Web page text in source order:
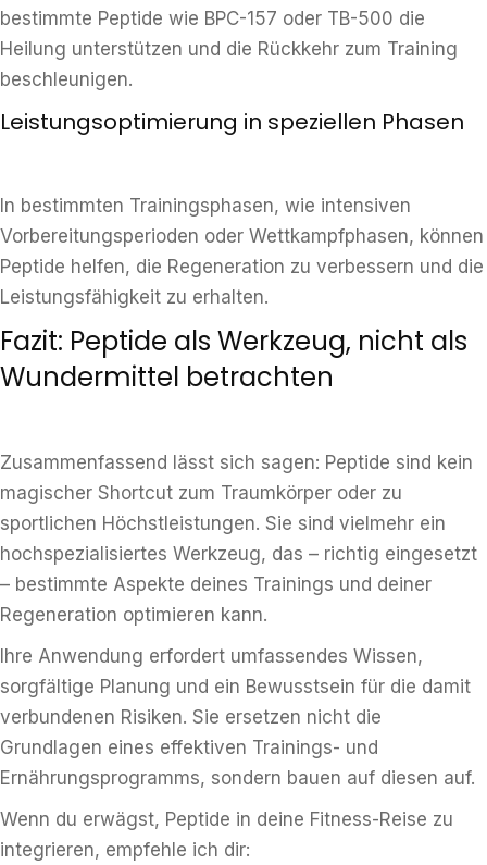
bestimmte Peptide wie BPC-157 oder TB-500 die
Heilung unterstützen und die Rückkehr zum Training
beschleunigen.
Leistungsoptimierung in speziellen Phasen
In bestimmten Trainingsphasen, wie intensiven
Vorbereitungsperioden oder Wettkampfphasen, können
Peptide helfen, die Regeneration zu verbessern und die
Leistungsfähigkeit zu erhalten.
Fazit: Peptide als Werkzeug, nicht als
Wundermittel betrachten
Zusammenfassend lässt sich sagen: Peptide sind kein
magischer Shortcut zum Traumkörper oder zu
sportlichen Höchstleistungen. Sie sind vielmehr ein
hochspezialisiertes Werkzeug, das – richtig eingesetzt
– bestimmte Aspekte deines Trainings und deiner
Regeneration optimieren kann.
Ihre Anwendung erfordert umfassendes Wissen,
sorgfältige Planung und ein Bewusstsein für die damit
verbundenen Risiken. Sie ersetzen nicht die
Grundlagen eines effektiven Trainings- und
Ernährungsprogramms, sondern bauen auf diesen auf.
Wenn du erwägst, Peptide in deine Fitness-Reise zu
integrieren, empfehle ich dir: